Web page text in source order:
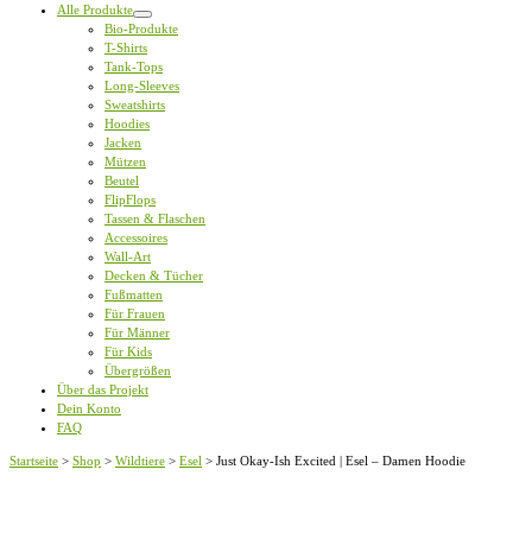
Alle Produkte
Bio-Produkte
T-Shirts
Tank-Tops
Long-Sleeves
Sweatshirts
Hoodies
Jacken
Mützen
Beutel
FlipFlops
Tassen & Flaschen
Accessoires
Wall-Art
Decken & Tücher
Fußmatten
Für Frauen
Für Männer
Für Kids
Übergrößen
Über das Projekt
Dein Konto
FAQ
Startseite > Shop > Wildtiere > Esel > Just Okay-Ish Excited | Esel – Damen Hoodie